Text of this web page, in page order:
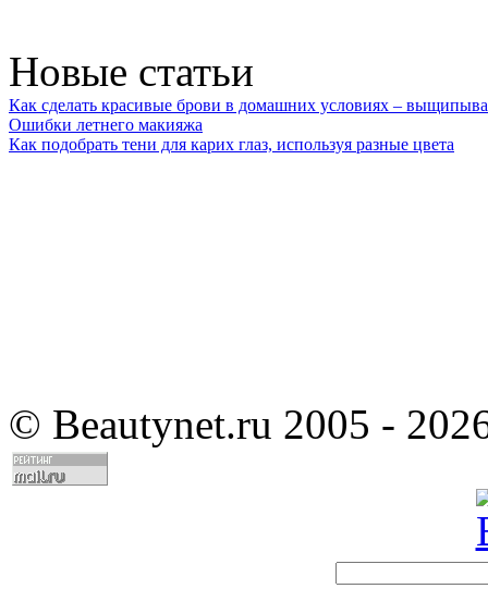
Новые статьи
Как сделать красивые брови в домашних условиях –
Ошибки летнего макияжа
Как подобрать тени для карих глаз, используя разные цвета
© Beautynet.ru 2005 -